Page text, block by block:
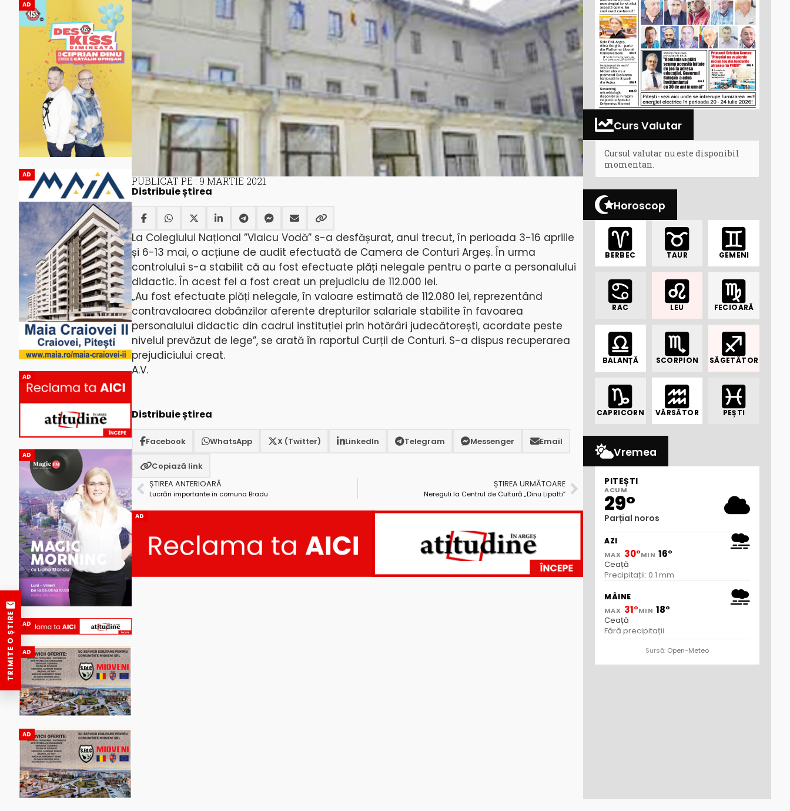
AD
AD
AD
AD
AD
AD
AD
PUBLICAT PE : 9 MARTIE 2021
Distribuie știrea
La Colegiului Național ”Vlaicu Vodă” s-a desfășurat, anul trecut, în perioada 3-16 aprilie
și 6-13 mai, o acțiune de audit efectuată de Camera de Conturi Argeș. În urma
controlului s-a stabilit că au fost efectuate plăți nelegale pentru o parte a personalului
didactic. În acest fel a fost creat un prejudiciu de 112.000 lei.
„Au fost efectuate plăți nelegale, în valoare estimată de 112.080 lei, reprezentând
contravaloarea dobânzilor aferente drepturilor salariale stabilite în favoarea
personalului didactic din cadrul instituției prin hotărâri judecătorești, acordate peste
nivelul prevăzut de lege”, se arată în raportul Curții de Conturi. S-a dispus recuperarea
prejudiciului creat.
A.V.
Distribuie știrea
Facebook WhatsApp X (Twitter) LinkedIn Telegram Messenger Email
Copiază link
ȘTIREA ANTERIOARĂ
Lucrări importante în comuna Bradu
ȘTIREA URMĂTOARE
Nereguli la Centrul de Cultură „Dinu Lipatti”
AD
Curs Valutar
Cursul valutar nu este disponibil
momentan.
Horoscop
BERBEC TAUR GEMENI
RAC LEU FECIOARĂ
BALANȚĂ SCORPION SĂGETĂTOR
CAPRICORN VĂRSĂTOR PEȘTI
Vremea
PITEȘTI
ACUM
29°
Parțial noros
AZI
MAX 30°MIN 16°
Ceață
Precipitații: 0.1 mm
MÂINE
MAX 31°MIN 18°
Ceață
Fără precipitații
Sursă: Open-Meteo
TRIMITE O ȘTIRE